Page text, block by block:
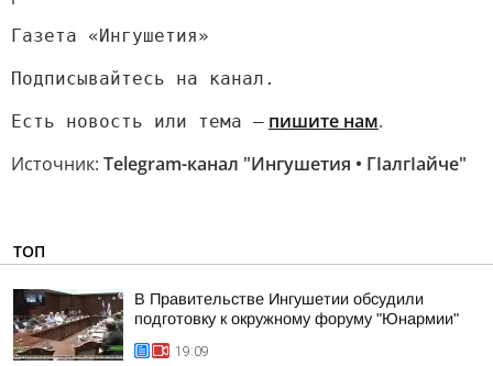
Газета «Ингушетия»
Подписывайтесь на канал.
Есть новость или тема — пишите нам.
Источник: Telegram-канал "Ингушетия • ГIалгIайче"
ТОП
В Правительстве Ингушетии обсудили
подготовку к окружному форуму "Юнармии"
19:09